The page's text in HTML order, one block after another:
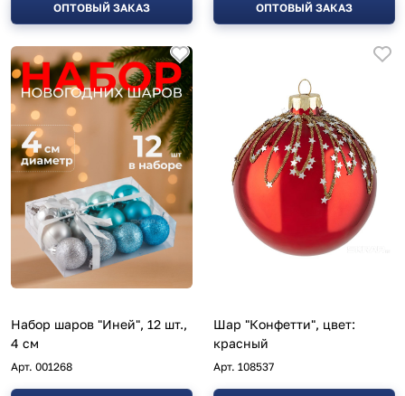
ОПТОВЫЙ ЗАКАЗ ОПТОВЫЙ ЗАКАЗ
Набор шаров "Иней", 12 шт.,
4 см
Арт. 001268
Шар "Конфетти", цвет:
красный
Арт. 108537